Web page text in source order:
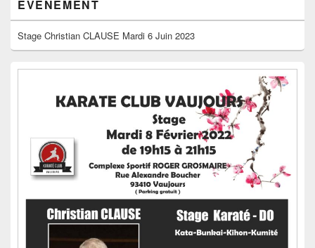
EVENEMENT
Stage Christian CLAUSE Mardi 6 Juin 2023